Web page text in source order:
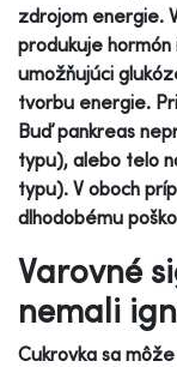
zdrojom energie.
produkuje hormón
umožňujúci
tvorbu energie.
Buď pankreas
typu), alebo telo
typu). V oboch
dlhodobému
Varovné
nemali
Cukrovka sa